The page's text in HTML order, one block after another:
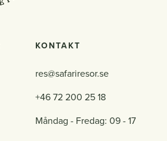
KONTAKT
res@safariresor.se
+46 72 200 25 18
Måndag - Fredag: 09 - 17